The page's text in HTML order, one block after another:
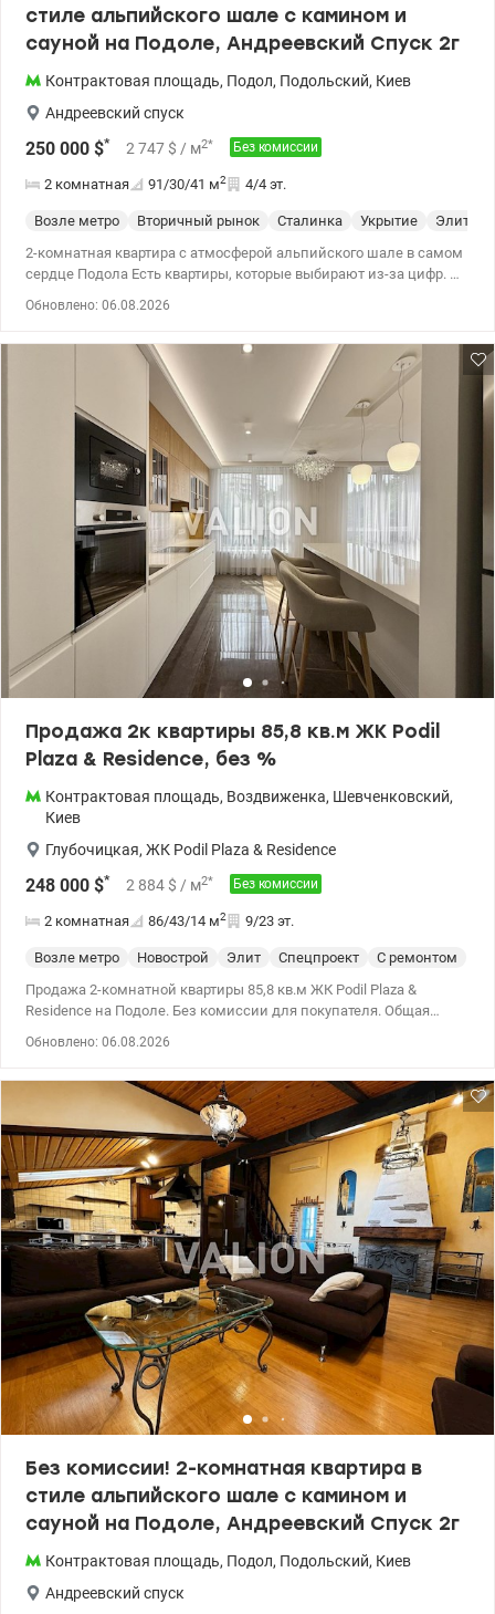
стиле альпийского шале с камином и
сауной на Подоле, Андреевский Спуск 2г
Контрактовая площадь, Подол, Подольский, Киев
Андреевский спуск
250 000 $* 2 747 $ / м2* Без комиссии
2 комнатная 91/30/41 м2 4/4 эт.
Возле метро Вторичный рынок Сталинка Укрытие Элит
2-комнатная квартира с атмосферой альпийского шале в самом
сердце Подола Есть квартиры, которые выбирают из-за цифр. А
которую сложно найти даже в дорогих современных
новостройках. 90 м² общей площади (29,7 м² жилой) • две
отдельные спальни • просторная кухня • собственная сауна • два
балкона • камин • исторический дом • закрытый внутренний
двор с возможностью парковки Подобные квартиры с
действующим камином и собственной сауной на Андреевском
спуске встречаются крайне редко. Это квартира для тех, кто
ищет не просто квадратные метры, а место с характером,
историей и особенной атмосферой жизни в самом сердце
Киева. Цена – 250 000 у.е.. без комиссии Айпара тел.0992733730
valion.ua/1153209
Обновлено: 06.08.2026
Продажа 2к квартиры 85,8 кв.м ЖК Podil
Plaza & Residence, без %
Контрактовая площадь, Воздвиженка, Шевченковский,
Киев
Глубочицкая, ЖК Podil Plaza & Residence
248 000 $* 2 884 $ / м2* Без комиссии
2 комнатная 86/43/14 м2 9/23 эт.
Возле метро Новострой Элит Спецпроект
С ремонтом
Продажа 2-комнатной квартиры 85,8 кв.м ЖК Podil Plaza &
Residence на Подоле. Без комиссии для покупателя. Общая
мебели и сантехники. Квартира находится в центральной
секции 3, оборудована встроенной кухней и шкафами, бытовой
техникой, гардеробной комнатой, 2-мя санузлами. ЖК Podil Plaza
& Residence бизнес-класса, с собственной охраной, автономной
котельной, фитнес-клубом и спа-салоном, в доме установлен
генератор. Цена 248 000 у.е. тел. (067) 445 26 27 Евгения.
valion.ua/1127724
Обновлено: 06.08.2026
Без комиссии! 2-комнатная квартира в
стиле альпийского шале с камином и
сауной на Подоле, Андреевский Спуск 2г
Контрактовая площадь, Подол, Подольский, Киев
Андреевский спуск